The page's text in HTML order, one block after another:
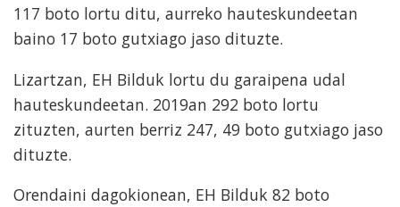
117 boto lortu ditu, aurreko hauteskundeetan
baino 17 boto gutxiago jaso dituzte.
Lizartzan, EH Bilduk lortu du garaipena udal
hauteskundeetan. 2019an 292 boto lortu
zituzten, aurten berriz 247, 49 boto gutxiago jaso
dituzte.
Orendaini dagokionean, EH Bilduk 82 boto